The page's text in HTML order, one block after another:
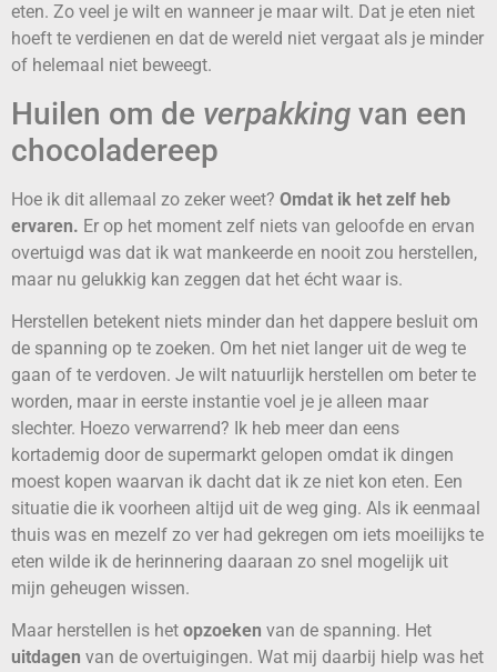
eten. Zo veel je wilt en wanneer je maar wilt. Dat je eten niet
hoeft te verdienen en dat de wereld niet vergaat als je minder
of helemaal niet beweegt.
Huilen om de verpakking van een
chocoladereep
Hoe ik dit allemaal zo zeker weet? Omdat ik het zelf heb
ervaren. Er op het moment zelf niets van geloofde en ervan
overtuigd was dat ik wat mankeerde en nooit zou herstellen,
maar nu gelukkig kan zeggen dat het écht waar is.
Herstellen betekent niets minder dan het dappere besluit om
de spanning op te zoeken. Om het niet langer uit de weg te
gaan of te verdoven. Je wilt natuurlijk herstellen om beter te
worden, maar in eerste instantie voel je je alleen maar
slechter. Hoezo verwarrend? Ik heb meer dan eens
kortademig door de supermarkt gelopen omdat ik dingen
moest kopen waarvan ik dacht dat ik ze niet kon eten. Een
situatie die ik voorheen altijd uit de weg ging. Als ik eenmaal
thuis was en mezelf zo ver had gekregen om iets moeilijks te
eten wilde ik de herinnering daaraan zo snel mogelijk uit
mijn geheugen wissen.
Maar herstellen is het opzoeken van de spanning. Het
uitdagen van de overtuigingen. Wat mij daarbij hielp was het